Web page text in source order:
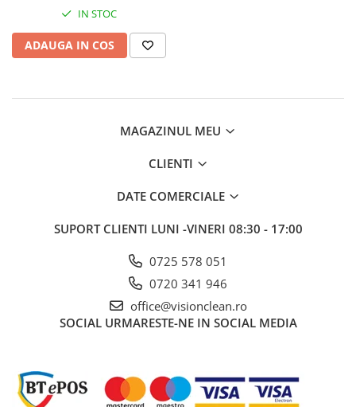
IN STOC
ADAUGA IN COS
MAGAZINUL MEU
CLIENTI
DATE COMERCIALE
SUPORT CLIENTI LUNI -VINERI 08:30 - 17:00
0725 578 051
0720 341 946
office@visionclean.ro
SOCIAL URMARESTE-NE IN SOCIAL MEDIA